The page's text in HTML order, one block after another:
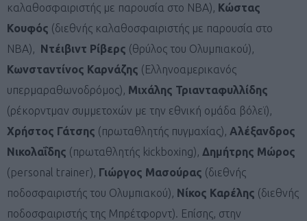
καλαθοσφαιριστής με παρουσία στο NBA), Κώστας
Κουφός (διεθνής καλαθοσφαιριστής με παρουσία στο
NBA), Ντέιβιντ Ρίβερς (θρύλος του Ολυμπιακού),
Κωνσταντίνος Καρνάζης (Ελληνοαμερικανός
υπερμαραθωνοδρόμος), Μιχάλης Τριανταφυλλίδης
(ρέκορντμαν συμμετοχών με την εθνική ομάδα βόλεϊ),
Χρήστος Γάτσης (πρωταθλητής πυγμαχίας), Αλέξανδρος
Νικολαΐδης (πρωταθλητής kickboxing), Δημήτρης Μώρος
(personal trainer), Γιώργος Μασούρας (διεθνής
ποδοσφαιριστής του Ολυμπιακού), Νίκος Καρέλης (διεθνής
ποδοσφαιριστής της Μπρέτφορντ). Επίσης, στην